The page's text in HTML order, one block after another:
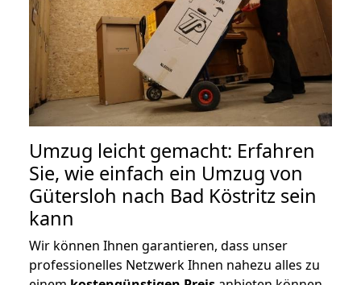
Umzug leicht gemacht: Erfahren
Sie, wie einfach ein Umzug von
Gütersloh nach Bad Köstritz sein
kann
Wir können Ihnen garantieren, dass unser
professionelles Netzwerk Ihnen nahezu alles zu